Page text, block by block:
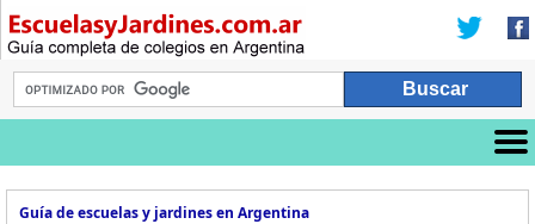
Guía de escuelas y jardines en Argentina